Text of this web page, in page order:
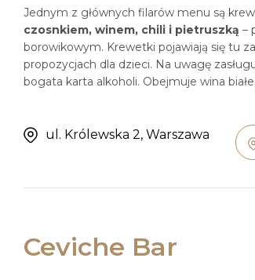
Jednym z głównych filarów menu są
czosnkiem, winem, chili i pietruszką –
borowikowym. Krewetki pojawiają się tu
propozycjach dla dzieci. Na uwagę
bogata karta alkoholi. Obejmuje wina
ul. Królewska 2, Warszawa
Ceviche Bar